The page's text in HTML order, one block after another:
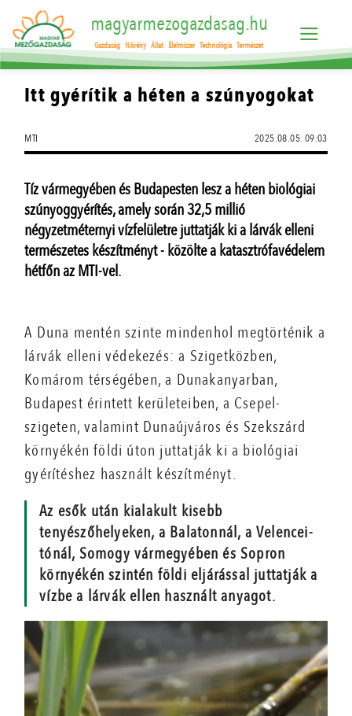
magyarmezogazdasag.hu
Gazdaság Növény Állat Élelmiszer Technológia Természet
Itt gyérítik a héten a szúnyogokat
MTI 2025.08.05. 09:03
Tíz vármegyében és Budapesten lesz a héten biológiai
szúnyoggyérítés, amely során 32,5 millió
négyzetméternyi vízfelületre juttatják ki a lárvák elleni
természetes készítményt - közölte a katasztrófavédelem
hétfőn az MTI-vel.
A Duna mentén szinte mindenhol megtörténik a
lárvák elleni védekezés: a Szigetközben,
Komárom térségében, a Dunakanyarban,
Budapest érintett kerületeiben, a Csepel-
szigeten, valamint Dunaújváros és Szekszárd
környékén földi úton juttatják ki a biológiai
gyérítéshez használt készítményt.
Az esők után kialakult kisebb
tenyészőhelyeken, a Balatonnál, a Velencei-
tónál, Somogy vármegyében és Sopron
környékén szintén földi eljárással juttatják a
vízbe a lárvák ellen használt anyagot.